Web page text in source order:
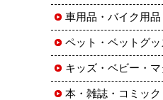
車用品・バイク用品
ペット・ペットグッ
キッズ・ベビー・マ
本・雑誌・コミック